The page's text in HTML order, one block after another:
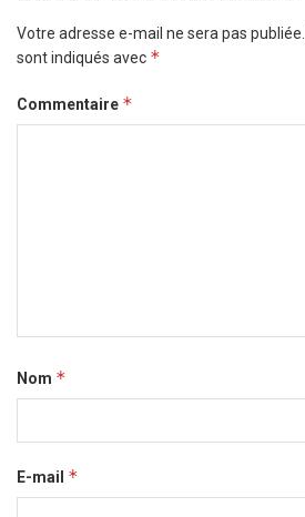
Votre adresse e-mail ne sera pas publiée.
sont indiqués avec *
Commentaire *
Nom *
E-mail *